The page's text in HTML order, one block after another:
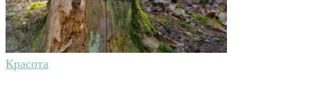
Красота